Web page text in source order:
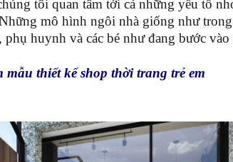
tôi quan tâm tới cả những yếu tố
mô hình ngôi nhà giống như
huynh và các bé như đang bước
mẫu thiết kế shop thời trang trẻ em